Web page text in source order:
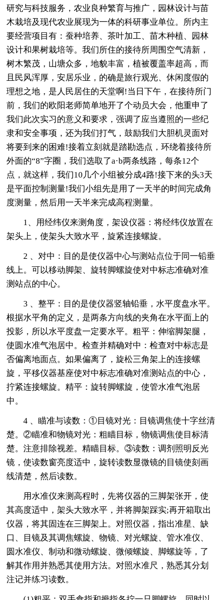
研究与科技服务，农业良种繁育与推广，园林设计与苗
木栽培及现代农业展现为一体的科研事业单位。所内主
要经营项目有：蚕种培养、茶叶加工、苗木种植、园林
设计和果树栽培等。我们所住的接待所周围空气清新，
树木繁茂，山塘众多，地貌丰富，植被覆盖率超高，而
且民风浑厚，安居乐业，的确是旅行观光、休闲度假的
理想之地，是人民居住的天堂啊!当日下午，在接待所门
前，我们的欧阳老师简单地开了个动员大会，他重申了
我们此次实习的意义和要求，强调了应当遵照的一些纪
隶和安全事项，还为我们打气，鼓励我们大胆机灵面对
将要到来的困难!接着立刻就是踏勘选点，环绕着接待所
外面的“8”字圈，我们选取了a·b两条线路，每条12个
点，就这样，我们10几个小组被分成4路!接下来的头3天
是平面控制测量!我们小组先是用了一天半的时间完成角
度测量，然后用一天半来完成高程测量。
1、用经纬仪来测角度，架设仪器：将经纬仪放置在
架头上，使架头大致水平，旋紧连接螺旋。
2 、对中：目的是使仪器中心与测站点位于同一铅垂
线上。可以移动脚架、旋转脚螺旋使对中标志准确对准
测站点的中心。
3 、整平：目的是使仪器竖轴铅垂，水平度盘水平。
根据水平角的定义，是两条方向线的夹角在水平面上的
投影，所以水平度盘一定要水平。粗平：伸缩脚架腿，
使圆水准气泡居中。检查并精确对中：检查对中标志是
否偏离地面点。如果偏离了，旋松三角架上的连接螺
旋，平移仪器基座使对中标志准确对准测站点的中心，
拧紧连接螺旋。精平：旋转脚螺旋，使管水准气泡居
中。
4 、瞄准与读数：①目镜对光：目镜调焦使十字丝清
楚。②瞄准和物镜对光：粗瞄目标，物镜调焦使目标清
楚。注意排除视差。精瞄目标。③读数：调剂照明反光
镜，使读数窗亮度适中，旋转读数显微镜的目镜使刻画
线清楚，然后读数。
用水准仪来测高程时，先将仪器的三脚架张开，使
其高度适中，架头大致水平，并将脚架踩实;再开箱取出
仪器，将其固连在三脚架上。对照仪器，指出准星、缺
口、目镜及其调焦螺旋、物镜、对光螺旋、管水准仪、
圆水准仪、制动和微动螺旋、微倾螺旋、脚螺旋等，了
解其作用并熟悉其使用方法。对照水准尺，熟悉其分划
注记并练习读数。